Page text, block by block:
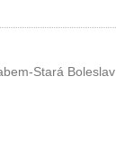
Stará Boleslav